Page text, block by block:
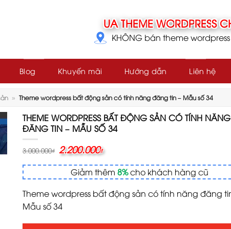
KHÔNG bán theme
Blog Khuyến mãi Hướng dẫn Liên hệ
» Theme wordpress bất động sản có tính năng đăng tin – Mẫu số 34
THEME WORDPRESS BẤT ĐỘNG SẢN CÓ TÍNH NĂNG
ĐĂNG TIN – MẪU SỐ 34
3.000.000₫ Giá
gốc
là:
3.000.000₫.
2.200.000₫Giá
hiện
tại
là:
2.200.000₫.
Giảm thêm8%cho khách hàng cũ
Theme wordpress bất động sản có tính năng đăng
Mẫu số 34